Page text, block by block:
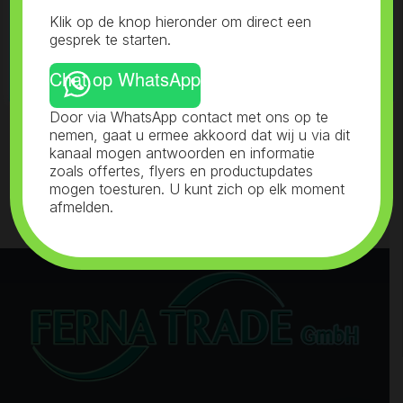
Categorieën 1
Categorieën 2
Contact
assume you're ok with this, but you can opt-out if you wish.
Accept Reject
Klik op de knop hieronder om direct een
gesprek te starten.
Chat op WhatsApp
Door via WhatsApp contact met ons op te
nemen, gaat u ermee akkoord dat wij u via dit
kanaal mogen antwoorden en informatie
zoals offertes, flyers en productupdates
mogen toesturen. U kunt zich op elk moment
afmelden.